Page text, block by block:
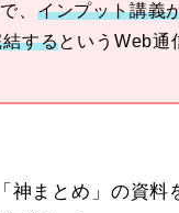
、 インプット講義
するというWeb通
神まとめ」の資料